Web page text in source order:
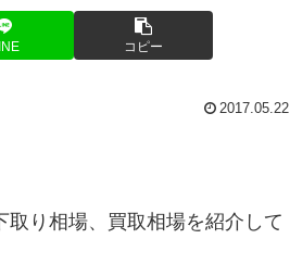
コピー
2017.05.22
り相場、買取相場を紹介して